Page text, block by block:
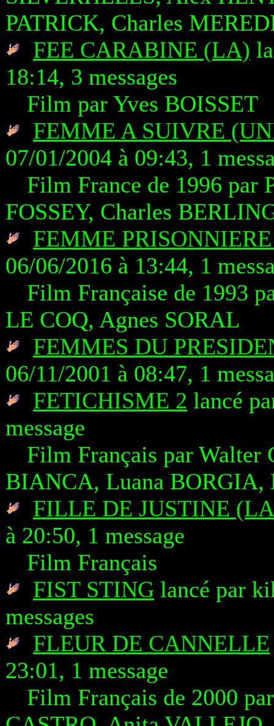
PATRICK, Charles
FEE CARABINE (LA)
18:14, 3 messages
Film par Yves BOISSET
FEMME A SUIVRE
07/01/2004 à 09:43, 1
Film France de 1996
FOSSEY, Charles
FEMME
06/06/2016 à 13:44, 1
Film Française de 1993
LE COQ, Agnes SORAL
FEMMES DU
06/11/2001 à 08:47, 1
FETICHISME 2 lancé
message
Film Français par Walter
BIANCA, Luana BORGIA,
FILLE DE JUSTINE
à 20:50, 1 message
Film Français
FIST STING lancé par
messages
FLEUR DE CANNELLE
23:01, 1 message
Film Français de 2000